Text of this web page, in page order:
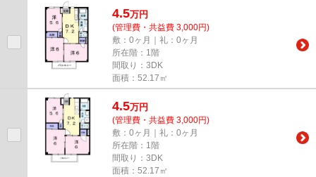
4.5万円
(管理費・共益費 3,000円)
敷：0ヶ月｜礼：0ヶ月
所在階：1階
間取り：3DK
面積：52.17㎡
4.5万円
(管理費・共益費 3,000円)
敷：0ヶ月｜礼：0ヶ月
所在階：1階
間取り：3DK
面積：52.17㎡